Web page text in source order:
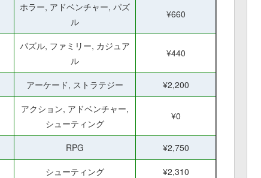
ホラー, アドベンチャー, パズ
ル
¥660
パズル, ファミリー, カジュア
ル
¥440
アーケード, ストラテジー
¥2,200
アクション, アドベンチャー,
シューティング
¥0
RPG
¥2,750
シューティング ¥2,310